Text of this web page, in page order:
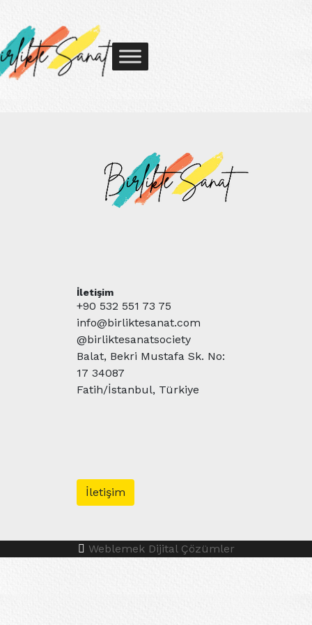
İletişim
+90 532 551 73 75
info@birliktesanat.com
@birliktesanatsociety
Balat, Bekri Mustafa Sk. No:
17 34087
Fatih/İstanbul, Türkiye
İletişim
Weblemek Dijital Çözümler